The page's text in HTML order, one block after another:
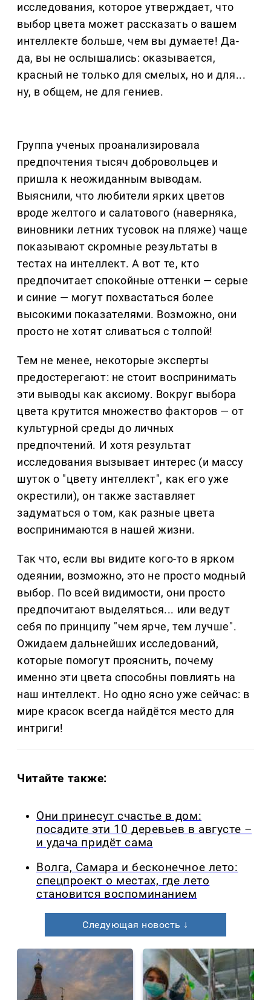
исследования, которое утверждает, что
выбор цвета может рассказать о вашем
интеллекте больше, чем вы думаете! Да-
да, вы не ослышались: оказывается,
красный не только для смелых, но и для...
ну, в общем, не для гениев.
Группа ученых проанализировала
предпочтения тысяч добровольцев и
пришла к неожиданным выводам.
Выяснили, что любители ярких цветов
вроде желтого и салатового (наверняка,
виновники летних тусовок на пляже) чаще
показывают скромные результаты в
тестах на интеллект. А вот те, кто
предпочитает спокойные оттенки — серые
и синие — могут похвастаться более
высокими показателями. Возможно, они
просто не хотят сливаться с толпой!
Тем не менее, некоторые эксперты
предостерегают: не стоит воспринимать
эти выводы как аксиому. Вокруг выбора
цвета крутится множество факторов — от
культурной среды до личных
предпочтений. И хотя результат
исследования вызывает интерес (и массу
шуток о "цвету интеллект", как его уже
окрестили), он также заставляет
задуматься о том, как разные цвета
воспринимаются в нашей жизни.
Так что, если вы видите кого-то в ярком
одеянии, возможно, это не просто модный
выбор. По всей видимости, они просто
предпочитают выделяться... или ведут
себя по принципу "чем ярче, тем лучше".
Ожидаем дальнейших исследований,
которые помогут прояснить, почему
именно эти цвета способны повлиять на
наш интеллект. Но одно ясно уже сейчас: в
мире красок всегда найдётся место для
интриги!
Читайте также:
Они принесут счастье в дом:
посадите эти 10 деревьев в августе –
и удача придёт сама
Волга, Самара и бесконечное лето:
спецпроект о местах, где лето
становится воспоминанием
Следующая новость ↓